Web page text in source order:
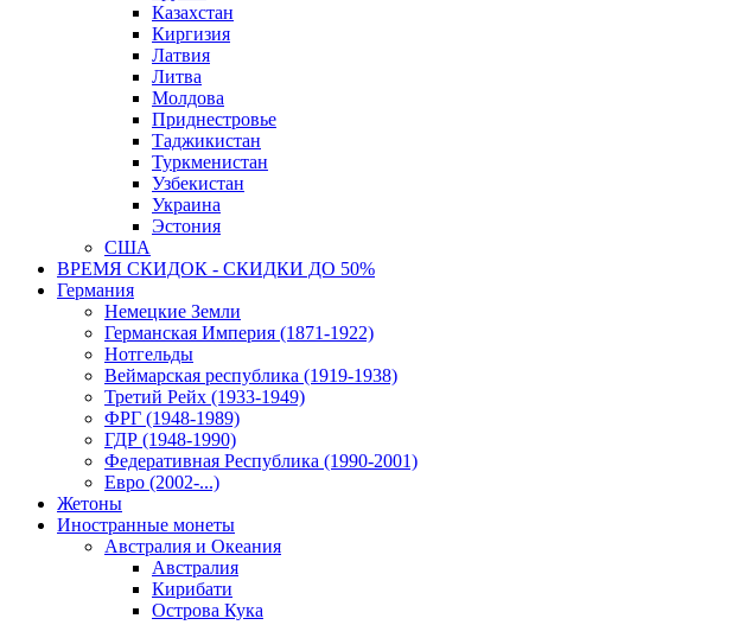
Казахстан
Киргизия
Латвия
Литва
Молдова
Приднестровье
Таджикистан
Туркменистан
Узбекистан
Украина
Эстония
США
ВРЕМЯ СКИДОК - СКИДКИ ДО 50%
Германия
Немецкие Земли
Германская Империя (1871-1922)
Нотгельды
Веймарская республика (1919-1938)
Третий Рейх (1933-1949)
ФРГ (1948-1989)
ГДР (1948-1990)
Федеративная Республика (1990-2001)
Евро (2002-...)
Жетоны
Иностранные монеты
Австралия и Океания
Австралия
Кирибати
Острова Кука